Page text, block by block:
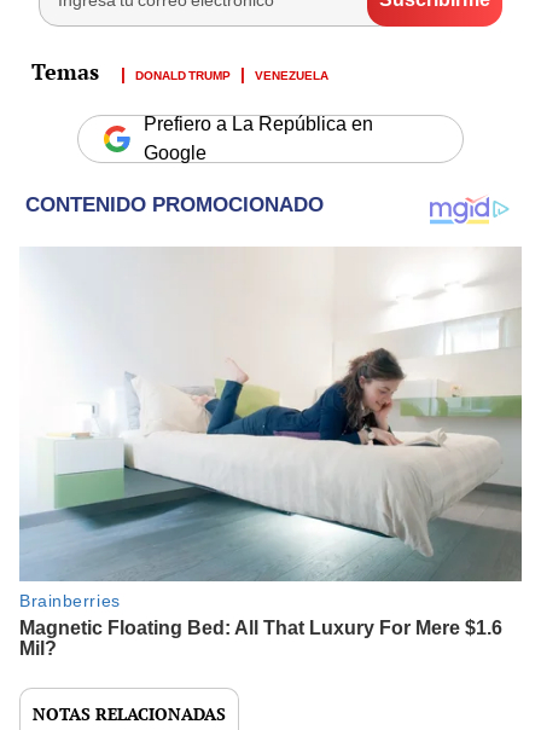
DONALD TRUMP VENEZUELA
Prefiero a La República en
Google
NOTAS RELACIONADAS